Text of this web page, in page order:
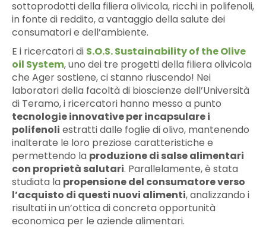
sottoprodotti della filiera olivicola, ricchi in polifenoli,
in fonte di reddito, a vantaggio della salute dei
consumatori e dell’ambiente.
E i ricercatori di S.O.S. Sustainability of the Olive
oil System, uno dei tre progetti della filiera olivicola
che Ager sostiene, ci stanno riuscendo! Nei
laboratori della facoltà di bioscienze dell’Università
di Teramo, i ricercatori hanno messo a punto
tecnologie innovative per incapsulare i
polifenoli estratti dalle foglie di olivo, mantenendo
inalterate le loro preziose caratteristiche e
permettendo la produzione di salse alimentari
con proprietà salutari. Parallelamente, è stata
studiata la propensione del consumatore verso
l’acquisto di questi nuovi alimenti, analizzando i
risultati in un’ottica di concreta opportunità
economica per le aziende alimentari.